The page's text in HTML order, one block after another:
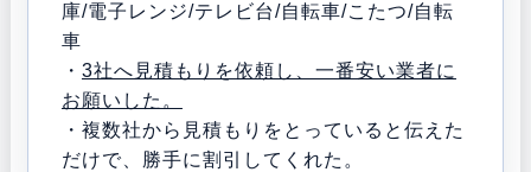
庫/電子レンジ/テレビ台/自転車/こたつ/自転
車
・ 3社へ見積もりを依頼し、一番安い業者に
お願いした。
・複数社から見積もりをとっていると伝えた
だけで、勝手に割引してくれた。